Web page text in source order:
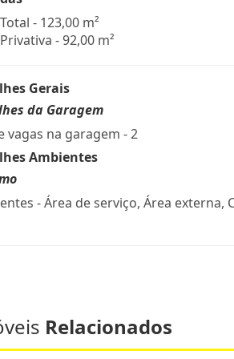
- 123,00 m²
- 92,00 m²
Gerais
da Garagem
vagas na garagem - 2
Ambientes
- Área de serviço, Área externa,
Relacionados